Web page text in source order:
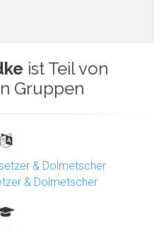
ist Teil von
Gruppen
& Dolmetscher
& Dolmetscher